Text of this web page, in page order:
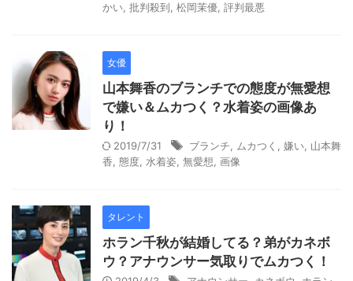
かい 批判殺到 松岡茉優 評判最悪
女優
山本舞香のブランチでの態度が無愛想
で嫌い＆ムカつく？水着姿の画像あ
り！
2019/7/31 ブランチ ムカつく 嫌い 山本舞
香 態度 水着姿 無愛想 画像
タレント
ホラン千秋が結婚してる？弟がカネボ
ウ？アナウンサー気取りでムカつく！